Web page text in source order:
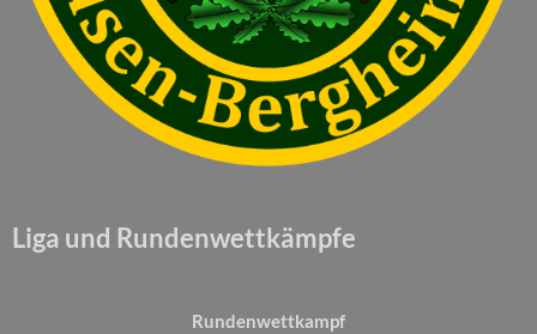
Liga und Rundenwettkämpfe
Rundenwettkampf